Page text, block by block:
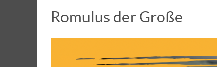
Romulus der Große